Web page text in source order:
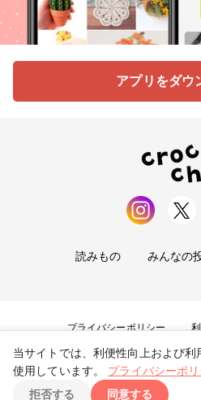
アプリをダウ
読みもの みんなの
プライバシーポリシー
お問い合
Copyright ©2026tryangle Co.,
当サイトでは、利便性向上および
使用しています。
プライバシーポ
拒否する
同意する